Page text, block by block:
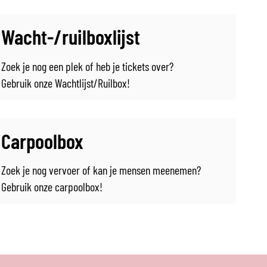
Wacht-/ruilboxlijst
Zoek je nog een plek of heb je tickets over?
Gebruik onze Wachtlijst/Ruilbox!
Carpoolbox
Zoek je nog vervoer of kan je mensen meenemen?
Gebruik onze carpoolbox!